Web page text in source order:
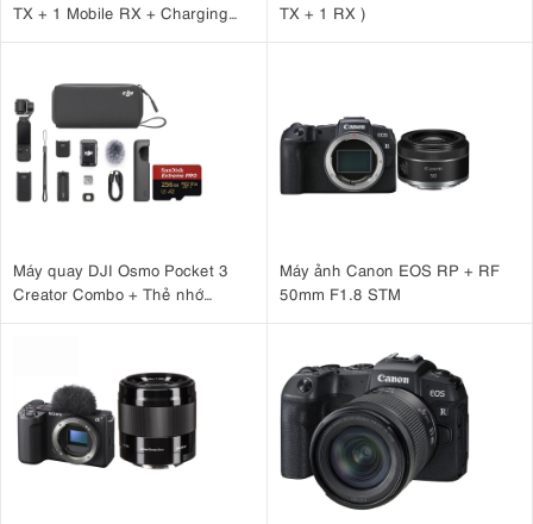
TX + 1 Mobile RX + Charging
TX + 1 RX )
Máy quay DJI Osmo Pocket 3
Creator Combo + Thẻ nhớ
Máy ảnh Canon EOS RP + RF
50mm F1.8 STM